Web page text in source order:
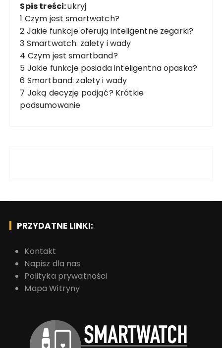
Spis treści:ukryj
1 Czym jest smartwatch?
2 Jakie funkcje oferują inteligentne zegarki?
3 Smartwatch: zalety i wady
4 Czym jest smartband?
5 Jakie funkcje posiada inteligentna opaska?
6 Smartband: zalety i wady
7 Jaką decyzję podjąć? Krótkie
podsumowanie
PRZYDATNE LINKI:
Kontakt
Napisz dla nas
Polityka prywatności
Mapa Witryny